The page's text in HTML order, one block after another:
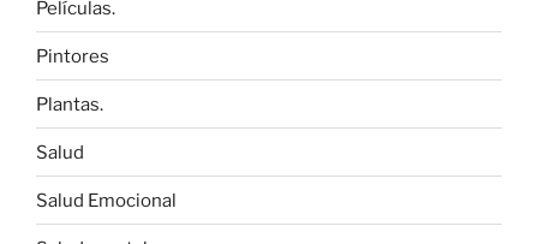
Películas.
Pintores
Plantas.
Salud
Salud Emocional